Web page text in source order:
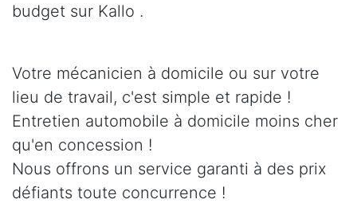
budget sur Kallo .
Votre mécanicien à domicile ou sur votre
lieu de travail, c'est simple et rapide !
Entretien automobile à domicile moins cher
qu'en concession !
Nous offrons un service garanti à des prix
défiants toute concurrence !